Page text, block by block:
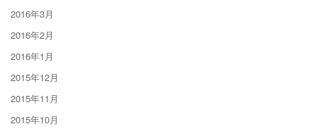
2016年3月
2016年2月
2016年1月
2015年12月
2015年11月
2015年10月